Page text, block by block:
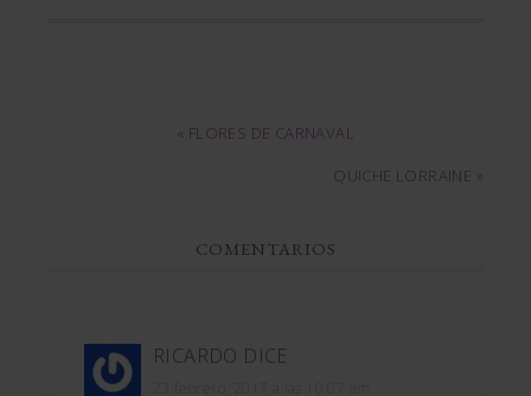
« FLORES DE CARNAVAL
QUICHE LORRAINE »
COMENTARIOS
RICARDO DICE